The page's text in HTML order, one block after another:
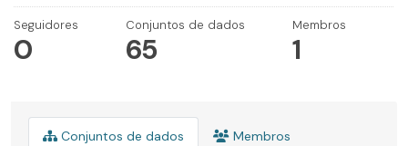
Seguidores
0
Conjuntos de dados
65
Membros
1
Conjuntos de dados Membros